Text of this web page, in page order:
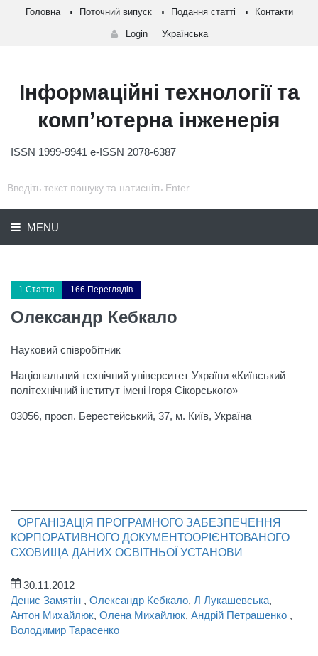
Головна Поточний випуск Подання статті Контакти
Login Українська
Інформаційні технології та
комп’ютерна інженерія
ISSN 1999-9941 e-ISSN 2078-6387
MENU
1 Стаття 166 Переглядів
Олександр Кебкало
Науковий співробітник
Національний технічний університет України «Київський
політехнічний інститут імені Ігоря Сікорського»
03056, просп. Берестейський, 37, м. Київ, Україна
ОРГАНІЗАЦІЯ ПРОГРАМНОГО ЗАБЕЗПЕЧЕННЯ
КОРПОРАТИВНОГО ДОКУМЕНТООРІЄНТОВАНОГО
СХОВИЩА ДАНИХ ОСВІТНЬОЇ УСТАНОВИ
30.11.2012
Денис Замятін , Олександр Кебкало, Л Лукашевська,
Антон Михайлюк, Олена Михайлюк, Андрій Петрашенко ,
Володимир Тарасенко